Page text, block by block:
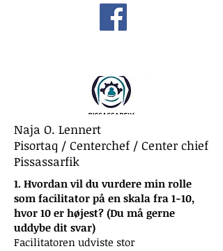
Naja O. Lennert
Pisortaq / Centerchef / Center chief
Pissassarfik
1. Hvordan vil du vurdere min rolle
som facilitator på en skala fra 1-10,
hvor 10 er højest? (Du må gerne
uddybe dit svar)
Facilitatoren udviste stor